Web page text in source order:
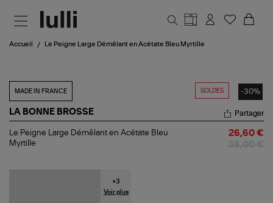
Accueil Le Peigne Large Démêlant en Acétate Bleu Myrtille
SOLDES -30%
MADE IN FRANCE
LA BONNE BROSSE
Le
Peigne
Large
Partager
Le Peigne Large Démêlant en Acétate Bleu
Myrtille
26,60 €
+3
Voir plus